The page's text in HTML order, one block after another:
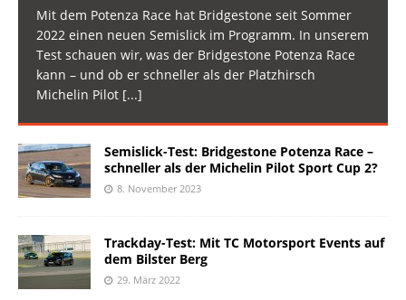
Mit dem Potenza Race hat Bridgestone seit Sommer
2022 einen neuen Semislick im Programm. In unserem
Test schauen wir, was der Bridgestone Potenza Race
kann – und ob er schneller als der Platzhirsch
Michelin Pilot [...]
Semislick-Test: Bridgestone Potenza Race –
schneller als der Michelin Pilot Sport Cup 2?
8. November 2023
Trackday-Test: Mit TC Motorsport Events auf
dem Bilster Berg
29. März 2022